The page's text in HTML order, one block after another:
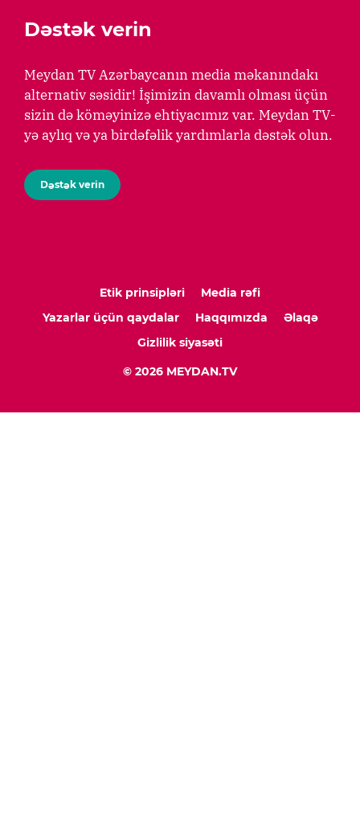
Dəstək verin
Meydan TV Azərbaycanın media məkanındakı
alternativ səsidir! İşimizin davamlı olması üçün
sizin də köməyinizə ehtiyacımız var. Meydan TV-
yə aylıq və ya birdəfəlik yardımlarla dəstək olun.
Dəstək verin
Etik prinsipləri
Media rəfi
Yazarlar üçün qaydalar
Haqqımızda
Əlaqə
Gizlilik siyasəti
© 2026 MEYDAN.TV